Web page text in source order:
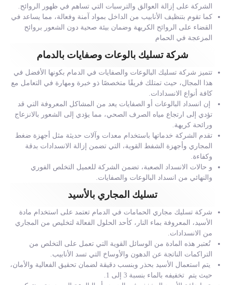
الشركة على إزالة العوالق والترسبات التي تساهم في ظهور الروائح.
كما تقوم بتنظيف الأنابيب من الداخل بمواد آمنة وفعالة، مما يساعد في
القضاء على الروائح الكريهة وضمان بيئة صحية دون الشعور بروائح
المزعجة في الحمام
شركة تسليك بالوعات وصفايات بالدمام
تتميز شركة تسليك البالوعات والصفايات في الدمام بكونها الأفضل في
هذا المجال، حيث تمتلك فريقًا متخصصًا ذو خبرة ومهارة في التعامل مع
كافة أنواع الانسدادات.
إن انسداد البالوعات أو الصفايات يعد من المشاكل المعروفة التي قد
تؤدي إلى ارتجاع مياه الصرف الصحي، مما يؤدي إلى الشعور بالانزعاج
ورائحة كريهة.
تقدم الشركة خدماتها باستخدام معدات وآلات حديثة مثل أجهزة ضغط
المجاري وأجهزة الشفط القوية، التي تضمن إزالة الانسدادات بدقة
وكفاءة.
و حالات الانسداد الصعبة، تضمن الشركة للعميل التخلص الفوري
والنهائي من انسداد البالوعات والصفايات.
تسليك المجاري بالأسيد
شركة تسليك مجاري الحمامات في الدمام تعتمد على استخدام مادة
الأسيد، المعروفة بماء النار، كأحد الحلول الفعالة لتخليص من المجاري
من الانسدادات.
تُعتبر هذه المادة من الوسائل القوية التي تعمل على التخلص من
التراكمات الناتجة عن الدهون والأوساخ التي تسد الأنابيب.
يتم استعمال الأسيد بحذر وبنسب دقيقة لضمان تحقيق الفعالية والأمان،
حيث يتم تخفيفه بالماء بنسبة 3 إلى 1.